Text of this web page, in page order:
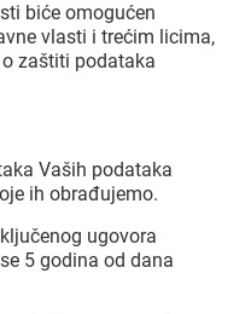
biće omogućen
vlasti i trećim licima,
zaštiti podataka
Vaših podataka
ih obrađujemo.
ugovora
5 godina od dana